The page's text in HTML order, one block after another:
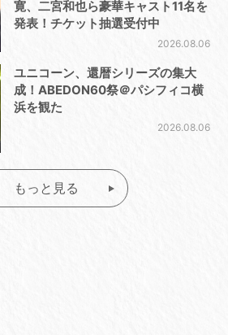
寛、二宮和也ら豪華キャスト11名を
発表！チケット抽選受付中
2026.08.06
ユニコーン、還暦シリーズの集大
成！ABEDON60祭＠パシフィコ横
浜を観た
2026.08.06
もっと見る